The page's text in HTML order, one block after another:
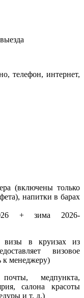
телефон, интернет,
(включены только
напитки в барах
+ зима 2026-
визы в круизах из
визовое
к менеджеру)
медпункта,
салона красоты
и т. д.)